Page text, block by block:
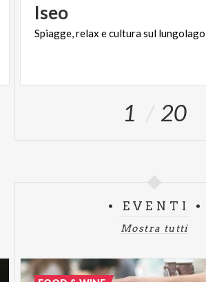
Iseo
Spiagge,relax eculturasul lungolago
1 20
EVENTI
Mostra tutti